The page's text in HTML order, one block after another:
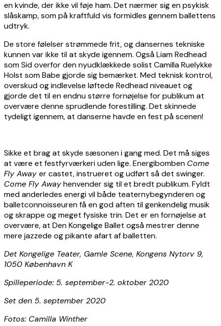
en kvinde, der ikke vil føje ham. Det nærmer sig en psykisk
slåskamp, som på kraftfuld vis formidles gennem ballettens
udtryk.
De store følelser strømmede frit, og dansernes tekniske
kunnen var ikke til at skyde igennem. Også Liam Redhead
som Sid overfor den nyudklækkede solist Camilla Ruelykke
Holst som Babe gjorde sig bemærket. Med teknisk kontrol,
overskud og indlevelse løftede Redhead niveauet og
gjorde det til en endnu større fornøjelse for publikum at
overvære denne sprudlende forestilling. Det skinnede
tydeligt igennem, at danserne havde en fest på scenen!
Sikke et brag at skyde sæsonen i gang med. Det må siges
at være et festfyrværkeri uden lige. Energibomben Come
Fly Away er castet, instrueret og udført så det swinger.
Come Fly Awayhenvender sig til et bredt publikum. Fyldt
med anderledes energi vil både teaternybegynderen og
balletconnoisseuren få en god aften til genkendelig musik
og skrappe og meget fysiske trin. Det er en fornøjelse at
overvære, at Den Kongelige Ballet også mestrer denne
mere jazzede og pikante afart af balletten.
Det Kongelige Teater, Gamle Scene, Kongens Nytorv 9,
1050 København K
Spilleperiode: 5. september-2. oktober 2020
Set den 5. september 2020
Fotos: Camilla Winther